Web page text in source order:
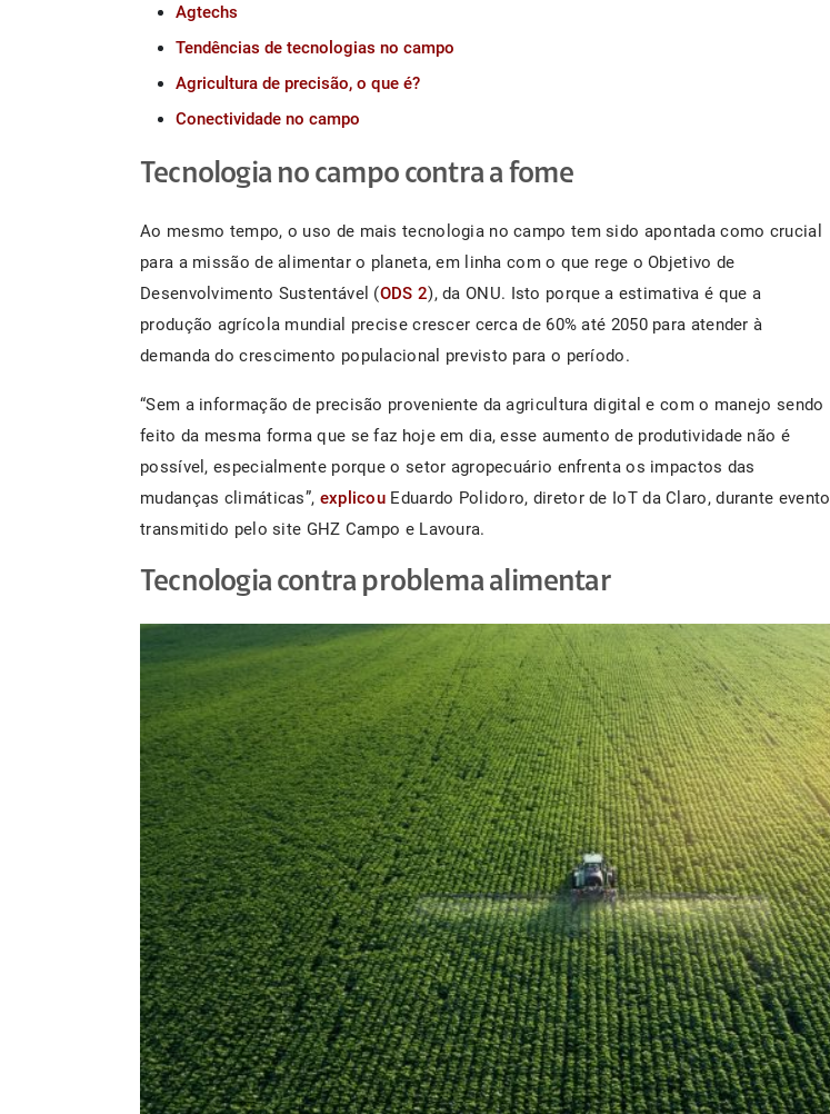
Agtechs
Tendências de tecnologias no campo
Agricultura de precisão, o que é?
Conectividade no campo
Tecnologia no campo contra a fome
Ao mesmo tempo, o uso de mais tecnologia no campo tem sido apontada como crucial
para a missão de alimentar o planeta, em linha com o que rege o Objetivo de
Desenvolvimento Sustentável (ODS 2), da ONU. Isto porque a estimativa é que a
produção agrícola mundial precise crescer cerca de 60% até 2050 para atender à
demanda do crescimento populacional previsto para o período.
“Sem a informação de precisão proveniente da agricultura digital e com o manejo sendo
feito da mesma forma que se faz hoje em dia, esse aumento de produtividade não é
possível, especialmente porque o setor agropecuário enfrenta os impactos das
mudanças climáticas”, explicou Eduardo Polidoro, diretor de IoT da Claro, durante evento
transmitido pelo site GHZ Campo e Lavoura.
Tecnologia contra problema alimentar